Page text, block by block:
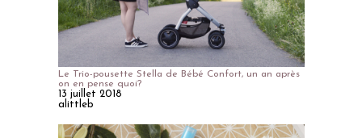
Le Trio-pousette Stella de Bébé Confort, un an après
on en pense quoi?
13 juillet 2018
alittleb